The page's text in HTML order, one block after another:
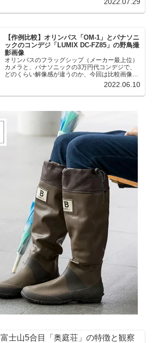
湖にいる野鳥それぞれ違う観察になりました。街
中にあり、電車で行ける...
2022.07.29
【作例比較】オリンパス「OM-1」とパナソニ
ックのコンデジ「LUMIX DC-FZ85」の野鳥撮
影画像
オリンパスのフラッグシップ（メーカー最上位）
カメラと、パナソニックの3万円代コンデジで、
どのくらい解像感が違うのか、今回は比較画像を
紹介します。私はコンデジを愛用しているのです
が、相棒がオリンパス「OM-1」を使い始めたと
ころ、同じ被写体で...
2022.06.10
富士山5合目「奥庭荘」の特徴と観察